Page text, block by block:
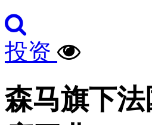
投资
森马旗下